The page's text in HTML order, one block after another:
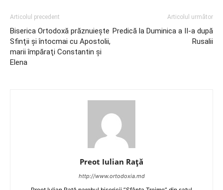
Articolul precedent
Biserica Ortodoxă prăznuieşte
Sfinţii şi întocmai cu Apostolii,
marii împăraţi Constantin şi
Elena
Articolul următor
Predică la Duminica a II-a după
Rusalii
Preot Iulian Raţă
http://www.ortodoxia.md